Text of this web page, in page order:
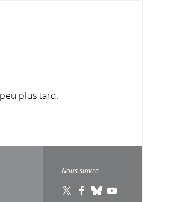
plus tard.
Nous suivre